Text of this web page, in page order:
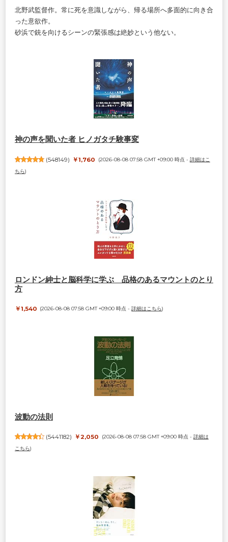
北野武監督作。常に死を意識しながら、帰る場所へ多面的に向き合
った意欲作。
砂浜で銃を向けるシーンの緊張感は絶妙という他ない。
神の声を聞いた者 ヒノガタチ験事変
(548149) ￥1,760 (2026-08-08 07:58 GMT +09:00 時点 - 詳細はこ
ちら)
ロンドン紳士と脳科学に学ぶ 品格のあるマウントのとり
方
￥1,540 (2026-08-08 07:58 GMT +09:00 時点 -詳細はこちら)
波動の法則
(5441182) ￥2,050 (2026-08-08 07:58 GMT +09:00 時点 - 詳細は
こちら)